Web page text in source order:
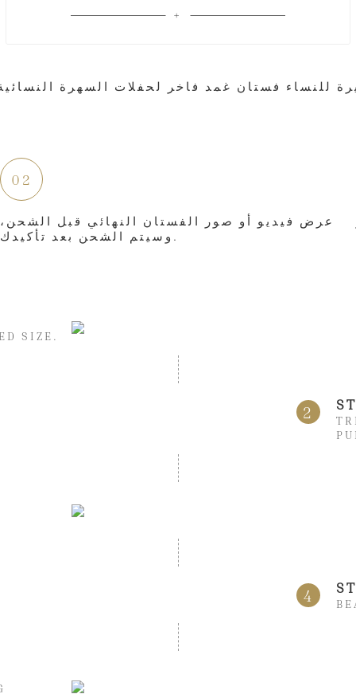
02
عرض فيديو أو صور الفستان النهائي قبل الشحن،
وسيتم الشحن بعد تأكيدك.
SIZE.
2
4